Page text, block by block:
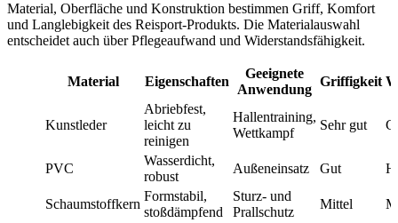
Material, Oberfläche und Konstruktion bestimmen Griff, Komfort
und Langlebigkeit des Reisport-Produkts. Die Materialauswahl
entscheidet auch über Pflegeaufwand und Widerstandsfähigkeit.
Material Eigenschaften
Geeignete
Anwendung
Griffigkeit
Kunstleder
Abriebfest,
leicht zu
reinigen
Hallentraining,
Wettkampf
Sehr gut
PVC
Wasserdicht,
robust
Außeneinsatz Gut
Schaumstoffkern
Formstabil,
stoßdämpfend
Sturz- und
Prallschutz
Mittel